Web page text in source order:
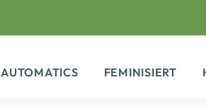
AUTOMATICS FEMINISIERT